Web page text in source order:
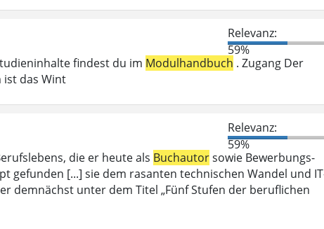
Relevanz:
59%
findest du im Modulhandbuch . Zugang Der
ist das Wint
Relevanz:
59%
die er heute als Buchautorsowie Bewerbungs-
gefunden [...] sie dem rasanten technischen Wandel und
demnächst unter dem Titel „Fünf Stufen der beruflichen